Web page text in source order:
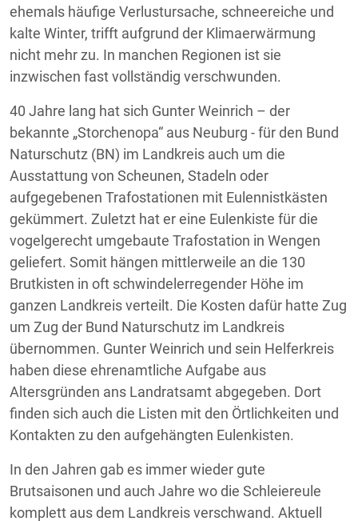
ehemals häufige Verlustursache, schneereiche und
kalte Winter, trifft aufgrund der Klimaerwärmung
nicht mehr zu. In manchen Regionen ist sie
inzwischen fast vollständig verschwunden.
40 Jahre lang hat sich Gunter Weinrich – der
bekannte „Storchenopa“ aus Neuburg - für den Bund
Naturschutz (BN) im Landkreis auch um die
Ausstattung von Scheunen, Stadeln oder
aufgegebenen Trafostationen mit Eulennistkästen
gekümmert. Zuletzt hat er eine Eulenkiste für die
vogelgerecht umgebaute Trafostation in Wengen
geliefert. Somit hängen mittlerweile an die 130
Brutkisten in oft schwindelerregender Höhe im
ganzen Landkreis verteilt. Die Kosten dafür hatte Zug
um Zug der Bund Naturschutz im Landkreis
übernommen. Gunter Weinrich und sein Helferkreis
haben diese ehrenamtliche Aufgabe aus
Altersgründen ans Landratsamt abgegeben. Dort
finden sich auch die Listen mit den Örtlichkeiten und
Kontakten zu den aufgehängten Eulenkisten.
In den Jahren gab es immer wieder gute
Brutsaisonen und auch Jahre wo die Schleiereule
komplett aus dem Landkreis verschwand. Aktuell